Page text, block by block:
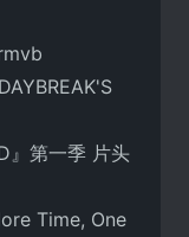
』第一季 片头
Time, One